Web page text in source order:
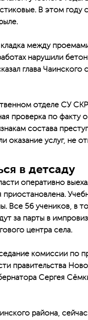
В этом
между
нарушили
глава
отделе СУ
проверка по факту
состава
оказание услуг, не
в детсаду
оперативно
приостановлена.
Все 56 учеников, в
за парты в
центра села.
комиссии по
правительства
Сергея
района, сейчас